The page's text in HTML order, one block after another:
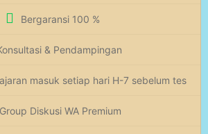
Bergaransi 100 %
& Pendampingan
masuk setiap hari H-7 sebelum tes
Group Diskusi WA Premium